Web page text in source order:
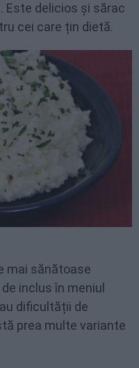
Este delicios și sărac
cei care țin dietă.
mai sănătoase
inclus în meniul
dificultății de
prea multe variante